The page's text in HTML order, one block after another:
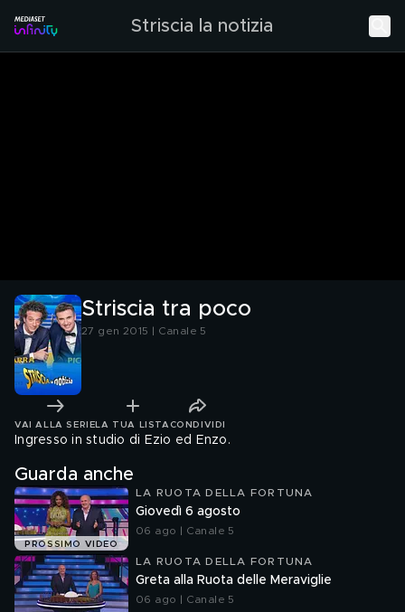
Striscia la notizia
Striscia tra poco
27 gen 2015 | Canale 5
VAI ALLA SERIE LA TUA LISTA CONDIVIDI
Ingresso in studio di Ezio ed Enzo.
Guarda anche
PROSSIMO VIDEO
LA RUOTA DELLA FORTUNA
Giovedì 6 agosto
06 ago | Canale 5
LA RUOTA DELLA FORTUNA
Greta alla Ruota delle Meraviglie
06 ago | Canale 5